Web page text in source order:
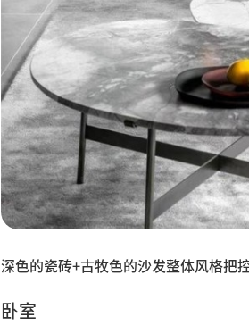
深色的瓷砖+古牧色的沙发整体风格把
卧室